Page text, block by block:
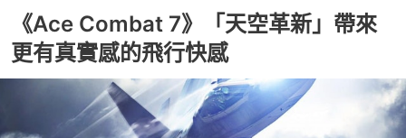
《Ace Combat 7》「天空革新」帶來
更有真實感的飛行快感